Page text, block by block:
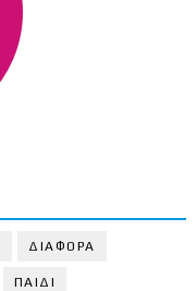
ΔΙΑΦΟΡΑ
ΠΑΙΔΙ